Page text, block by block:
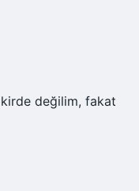
değilim, fakat